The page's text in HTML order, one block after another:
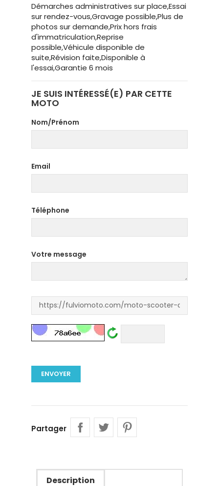
Démarches administratives sur place,Essai
sur rendez-vous,Gravage possible,Plus de
photos sur demande,Prix hors frais
d'immatriculation,Reprise
possible,Véhicule disponible de
suite,Révision faite,Disponible à
l'essai,Garantie 6 mois
JE SUIS INTÉRESSÉ(E) PAR CETTE
MOTO
Nom/Prénom
Email
Téléphone
Votre message
Partager
Description